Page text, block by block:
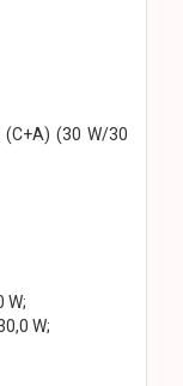
(C+A) (30 W/30
W;
W;